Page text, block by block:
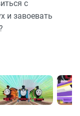
с
и завоевать